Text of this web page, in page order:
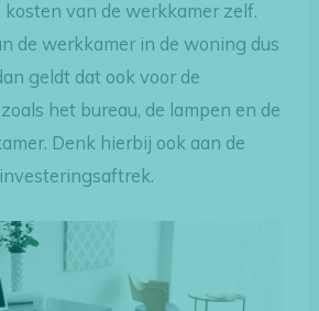
van de werkkamer zelf.
de werkkamer in de woning dus
geldt dat ook voor de
het bureau, de lampen en de
Denk hierbij ook aan de